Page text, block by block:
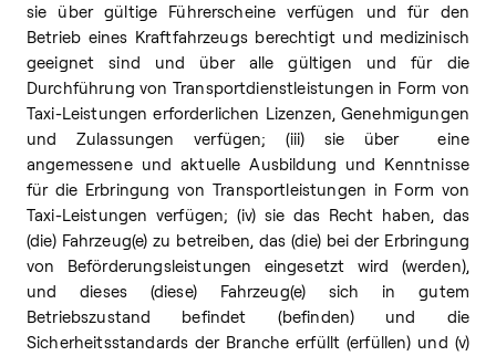
sie über gültige Führerscheine verfügen und für den
Betrieb eines Kraftfahrzeugs berechtigt und medizinisch
geeignet sind und über alle gültigen und für die
Durchführung von Transportdienstleistungen in Form von
Taxi-Leistungen erforderlichen Lizenzen, Genehmigungen
und Zulassungen verfügen; (iii) sie über eine
angemessene und aktuelle Ausbildung und Kenntnisse
für die Erbringung von Transportleistungen in Form von
Taxi-Leistungen verfügen; (iv) sie das Recht haben, das
(die) Fahrzeug(e) zu betreiben, das (die) bei der Erbringung
von Beförderungsleistungen eingesetzt wird (werden),
und dieses (diese) Fahrzeug(e) sich in gutem
Betriebszustand befindet (befinden) und die
Sicherheitsstandards der Branche erfüllt (erfüllen) und (v)